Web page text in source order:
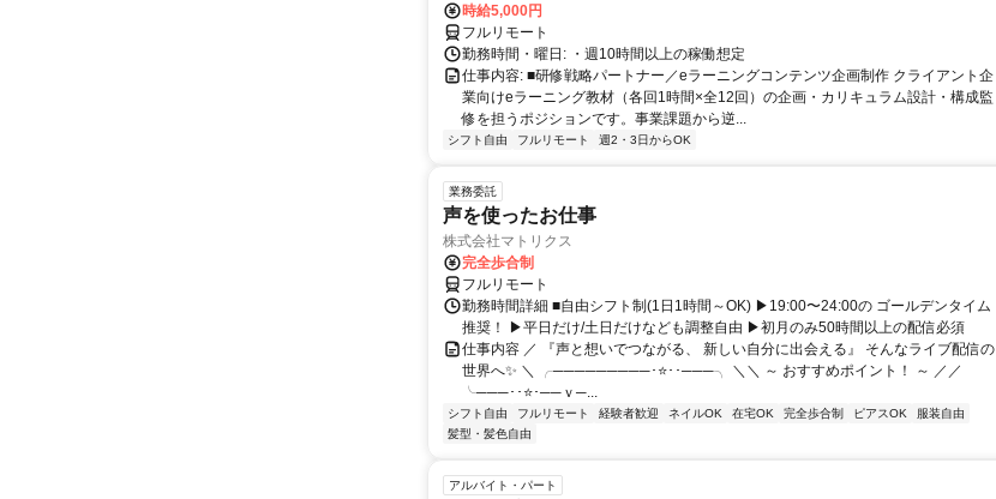
時給5,000円
フルリモート
勤務時間・曜日: ・週10時間以上の稼働想定
仕事内容: ■研修戦略パートナー／eラーニングコンテンツ企画制作 クライアント企
業向けeラーニング教材（各回1時間×全12回）の企画・カリキュラム設計・構成監
修を担うポジションです。事業課題から逆...
シフト自由 フルリモート 週2・3日からOK
業務委託
声を使ったお仕事
株式会社マトリクス
完全歩合制
フルリモート
勤務時間詳細 ■自由シフト制(1日1時間～OK) ▶19:00〜24:00の ゴールデンタイム
推奨！ ▶平日だけ/土日だけなども調整自由 ▶初月のみ50時間以上の配信必須
仕事内容 ／ 『声と想いでつながる、 新しい自分に出会える』 そんなライブ配信の
世界へ✨ ＼ ╭─────────･⭐･･───╮ ＼＼ ～ おすすめポイント！ ～ ／／
╰───･･⭐･──ｖ─...
シフト自由 フルリモート 経験者歓迎 ネイルOK 在宅OK 完全歩合制 ピアスOK
服装自由
髪型・髪色自由
アルバイト・パート